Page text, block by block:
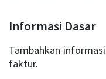
Informasi Dasar
Tambahkan
faktur.